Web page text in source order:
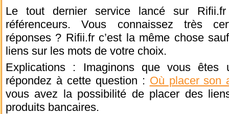
Le tout dernier service lancé sur
référenceurs. Vous connaissez très
réponses ? Rifii.fr c’est la même chose
liens sur les mots de votre choix.
Explications : Imaginons que vous
répondez à cette question : Où placer son
vous avez la possibilité de placer des
produits bancaires.